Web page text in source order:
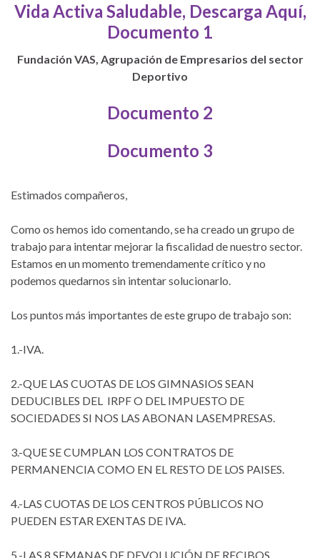
Vida Activa Saludable, Descarga Aquí,
Documento 1
Fundación VAS, Agrupación de Empresarios del sector
Deportivo
Documento 2
Documento 3
Estimados compañeros,
Como os hemos ido comentando, se ha creado un grupo de
trabajo para intentar mejorar la fiscalidad de nuestro sector.
Estamos en un momento tremendamente crítico y no
podemos quedarnos sin intentar solucionarlo.
Los puntos más importantes de este grupo de trabajo son:
1.-IVA.
2.-QUE LAS CUOTAS DE LOS GIMNASIOS SEAN
DEDUCIBLES DEL IRPF O DEL IMPUESTO DE
SOCIEDADES SI NOS LAS ABONAN LASEMPRESAS.
3.-QUE SE CUMPLAN LOS CONTRATOS DE
PERMANENCIA COMO EN EL RESTO DE LOS PAISES.
4.-LAS CUOTAS DE LOS CENTROS PÚBLICOS NO
PUEDEN ESTAR EXENTAS DE IVA.
5.-LAS 8 SEMANAS DE DEVOLUCIÓN DE RECIBOS.